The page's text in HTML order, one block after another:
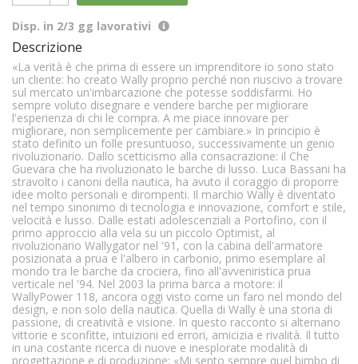
Disp. in 2/3 gg lavorativi
Descrizione
«La verità è che prima di essere un imprenditore io sono stato
un cliente: ho creato Wally proprio perché non riuscivo a trovare
sul mercato un'imbarcazione che potesse soddisfarmi. Ho
sempre voluto disegnare e vendere barche per migliorare
l'esperienza di chi le compra. A me piace innovare per
migliorare, non semplicemente per cambiare.» In principio è
stato definito un folle presuntuoso, successivamente un genio
rivoluzionario. Dallo scetticismo alla consacrazione: il Che
Guevara che ha rivoluzionato le barche di lusso. Luca Bassani ha
stravolto i canoni della nautica, ha avuto il coraggio di proporre
idee molto personali e dirompenti. Il marchio Wally è diventato
nel tempo sinonimo di tecnologia e innovazione, comfort e stile,
velocità e lusso. Dalle estati adolescenziali a Portofino, con il
primo approccio alla vela su un piccolo Optimist, al
rivoluzionario Wallygator nel '91, con la cabina dell'armatore
posizionata a prua e l'albero in carbonio, primo esemplare al
mondo tra le barche da crociera, fino all'avveniristica prua
verticale nel '94. Nel 2003 la prima barca a motore: il
WallyPower 118, ancora oggi visto come un faro nel mondo del
design, e non solo della nautica. Quella di Wally è una storia di
passione, di creatività e visione. In questo racconto si alternano
vittorie e sconfitte, intuizioni ed errori, amicizia e rivalità. Il tutto
in una costante ricerca di nuove e inesplorate modalità di
progettazione e di produzione: «Mi sento sempre quel bimbo di